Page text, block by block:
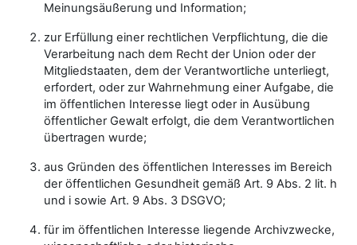
Meinungsäußerung und Information;
zur Erfüllung einer rechtlichen Verpflichtung, die die
Verarbeitung nach dem Recht der Union oder der
Mitgliedstaaten, dem der Verantwortliche unterliegt,
erfordert, oder zur Wahrnehmung einer Aufgabe, die
im öffentlichen Interesse liegt oder in Ausübung
öffentlicher Gewalt erfolgt, die dem Verantwortlichen
übertragen wurde;
aus Gründen des öffentlichen Interesses im Bereich
der öffentlichen Gesundheit gemäß Art. 9 Abs. 2 lit. h
und i sowie Art. 9 Abs. 3 DSGVO;
für im öffentlichen Interesse liegende Archivzwecke,